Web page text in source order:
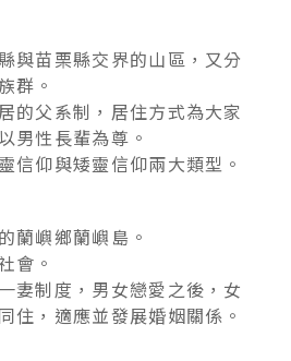
與苗栗縣交界的山區，又分
群。
的父系制，居住方式為大家
男性長輩為尊。
信仰與矮靈信仰兩大類型。
蘭嶼鄉蘭嶼島。
會。
妻制度，男女戀愛之後，女
住，適應並發展婚姻關係。